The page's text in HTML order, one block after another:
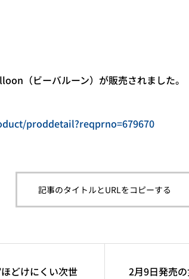
（ビーバルーン）が販売されました。
proddetail?reqprno=679670
記事のタイトルとURLをコピーする
どけにくい次世 2月9日発売